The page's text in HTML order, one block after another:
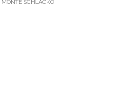
MONTE SCHLACKO